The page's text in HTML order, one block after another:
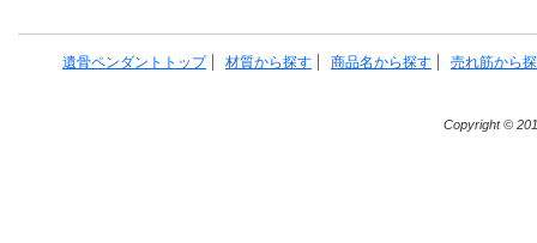
遺骨ペンダントトップ 材質から探す 商品名から探す 売れ筋から
Copyright ©